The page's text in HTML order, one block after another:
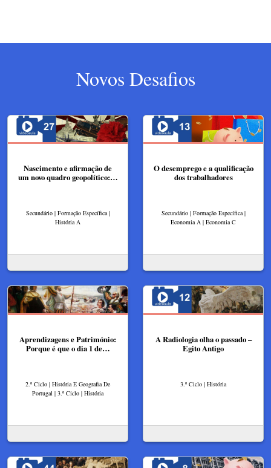
Novos Desafios
Nascimento e afirmação de
um novo quadro geopolítico:…
Secundário | Formação Específica |
História A
O desemprego e a qualificação
dos trabalhadores
Secundário | Formação Específica |
Economia A | Economia C
Aprendizagens e Património:
Porque é que o dia 1 de…
2.º Ciclo | História E Geografia De
Portugal | 3.º Ciclo | História
A Radiologia olha o passado –
Egito Antigo
3.º Ciclo | História